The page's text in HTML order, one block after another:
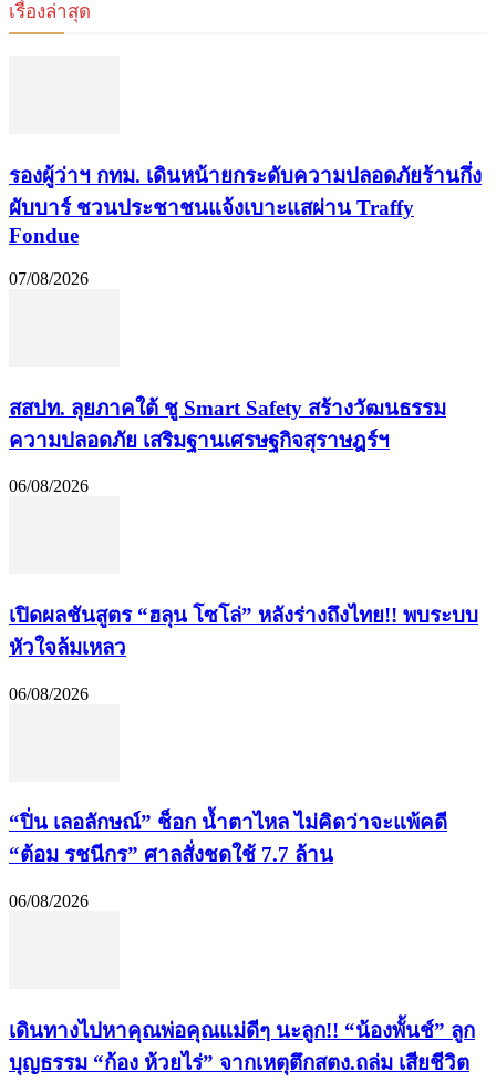
เรื่องล่าสุด
รองผู้ว่าฯ กทม. เดินหน้ายกระดับความปลอดภัยร้านกึ่ง
ผับบาร์ ชวนประชาชนแจ้งเบาะแสผ่าน Traffy
Fondue
07/08/2026
​สสปท. ลุยภาคใต้ ชู Smart Safety สร้างวัฒนธรรม
ความปลอดภัย เสริมฐานเศรษฐกิจสุราษฎร์ฯ
06/08/2026
เปิดผลชันสูตร “ฮลุน โซโล่” หลังร่างถึงไทย!! พบระบบ
หัวใจล้มเหลว
06/08/2026
“ปิ่น เลอลักษณ์” ช็อก น้ำตาไหล ไม่คิดว่าจะแพ้คดี
“ต้อม รชนีกร” ศาลสั่งชดใช้ 7.7 ล้าน
06/08/2026
เดินทางไปหาคุณพ่อคุณแม่ดีๆ นะลูก!! “น้องพั้นช์” ลูก
บุญธรรม “ก้อง ห้วยไร่” จากเหตุตึกสตง.ถล่ม เสียชีวิต